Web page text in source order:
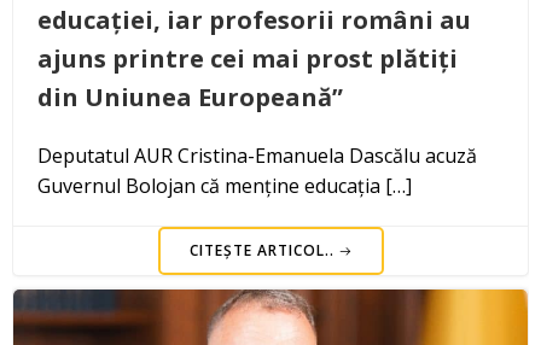
educației, iar profesorii români au
ajuns printre cei mai prost plătiți
din Uniunea Europeană”
Deputatul AUR Cristina-Emanuela Dascălu acuză
Guvernul Bolojan că menține educația […]
CITEȘTE ARTICOL..